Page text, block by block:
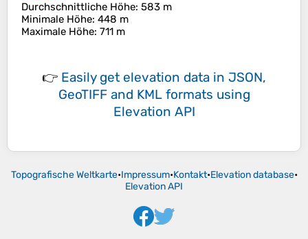
Durchschnittliche Höhe: 583 m
Minimale Höhe: 448 m
Maximale Höhe: 711 m
👉 Easily get elevation data in JSON,
GeoTIFF and KML formats using
Elevation API
Topografische Weltkarte•Impressum•Kontakt•Elevation database•
Elevation API